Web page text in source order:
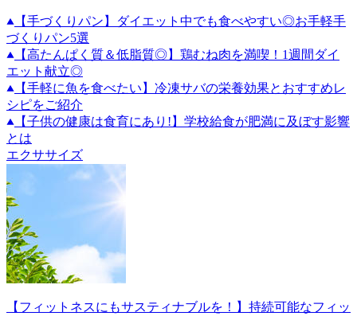
【手づくりパン】ダイエット中でも食べやすい◎お手軽手
づくりパン5選
【高たんぱく質＆低脂質◎】鶏むね肉を満喫！1週間ダイ
エット献立◎
【手軽に魚を食べたい】冷凍サバの栄養効果とおすすめレ
シピをご紹介
【子供の健康は食育にあり!】学校給食が肥満に及ぼす影響
とは
エクササイズ
【フィットネスにもサスティナブルを！】持続可能なフィッ